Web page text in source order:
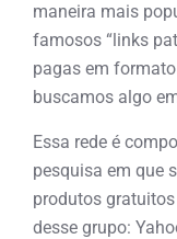
maneira mais
famosos “links
pagas em
buscamos algo
Essa rede é
pesquisa em que
produtos
desse grupo: